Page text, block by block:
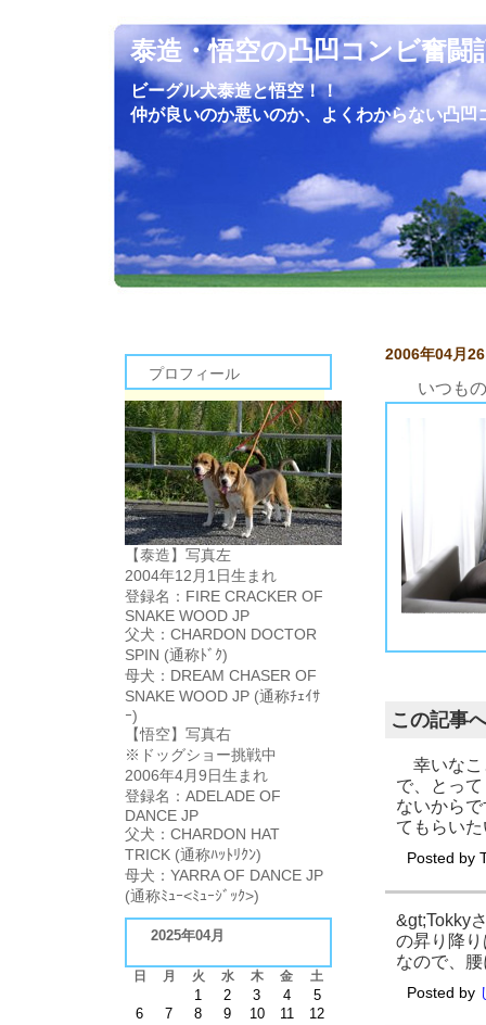
泰造・悟空の凸凹コンビ奮闘
ビーグル犬泰造と悟空！！
仲が良いのか悪いのか、よくわからない凸凹
プロフィール
【泰造】写真左
2004年12月1日生まれ
登録名：FIRE CRACKER OF
SNAKE WOOD JP
父犬：CHARDON DOCTOR
SPIN (通称ﾄﾞｸ)
母犬：DREAM CHASER OF
SNAKE WOOD JP (通称ﾁｪｲｻ
ｰ)
【悟空】写真右
※ドッグショー挑戦中
2006年4月9日生まれ
登録名：ADELADE OF
DANCE JP
父犬：CHARDON HAT
TRICK (通称ﾊｯﾄﾘｸﾝ)
母犬：YARRA OF DANCE JP
(通称ﾐｭｰ<ﾐｭｰｼﾞｯｸ>)
2025年04月
日 月 火 水 木 金 土
1 2 3 4
5
6
7 8 9 10 11
12
2006年04月
いつも
この記事
幸いなこ
で、とっ
ないから
てもらい
Posted by
&gt;Tokky
の昇り降
なので、
Posted by